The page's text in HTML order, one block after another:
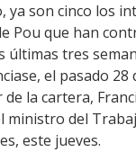
ya son cinco los
Pou que han
últimas tres
el pasado 28
la cartera,
ministro del
este jueves.